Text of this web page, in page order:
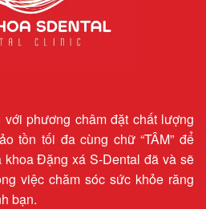
phương châm đặt chất lượng
tồn tối đa cùng chữ “TÂM” để
Đặng xá S-Dental đã và sẽ
việc chăm sóc sức khỏe răng
bạn.